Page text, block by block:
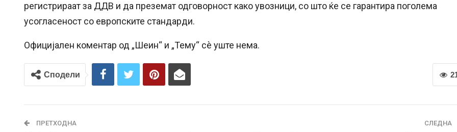
регистрираат за ДДВ и да преземат одговорност како увозници, со што ќе се гарантира поголема
усогласеност со европските стандарди.
Официјален коментар од „Шеин“ и „Тему“ сè уште нема.
Сподели
ПРЕТХОДНА СЛЕДНА